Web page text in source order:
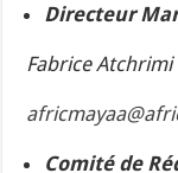
Directeur
Fabrice Atchrimi
Comité de